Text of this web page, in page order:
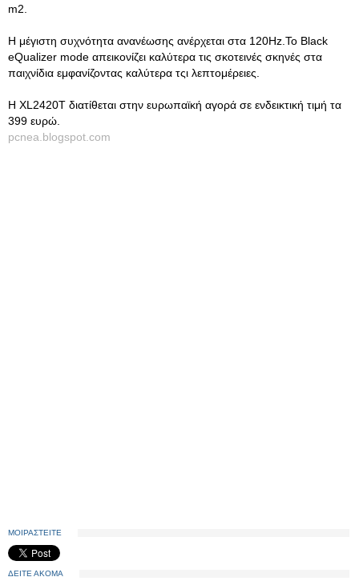
m2.
Η μέγιστη συχνότητα ανανέωσης ανέρχεται στα 120Hz.Το Black
eQualizer mode απεικονίζει καλύτερα τις σκοτεινές σκηνές στα
παιχνίδια εμφανίζοντας καλύτερα τςι λεπτομέρειες.
Η XL2420T διατίθεται στην ευρωπαϊκή αγορά σε ενδεικτική τιμή τα
399 ευρώ.
pcnea.blogspot.com
ΜΟΙΡΑΣΤΕΙΤΕ
ΔΕΙΤΕ ΑΚΟΜΑ